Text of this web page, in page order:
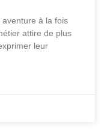
à la fois
attire de plus
leur